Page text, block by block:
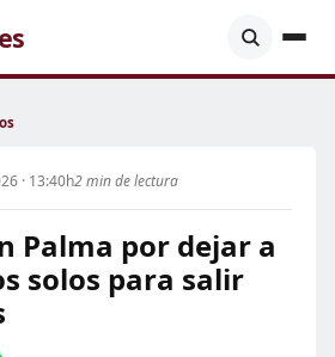
· 13:40h2 min de lectura
Palma por dejar a
solos para salir